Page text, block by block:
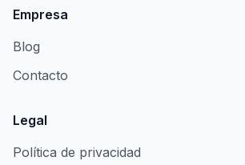
Empresa
Blog
Contacto
Legal
Política de privacidad